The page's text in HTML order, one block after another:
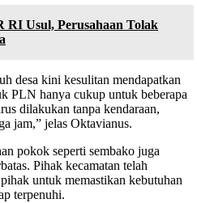
RI Usul, Perusahaan Tolak
desa kini kesulitan mendapatkan
PLN hanya cukup untuk beberapa
dilakukan tanpa kendaraan,
jam,” jelas Oktavianus.
pokok seperti sembako juga
Pihak kecamatan telah
untuk memastikan kebutuhan
terpenuhi.